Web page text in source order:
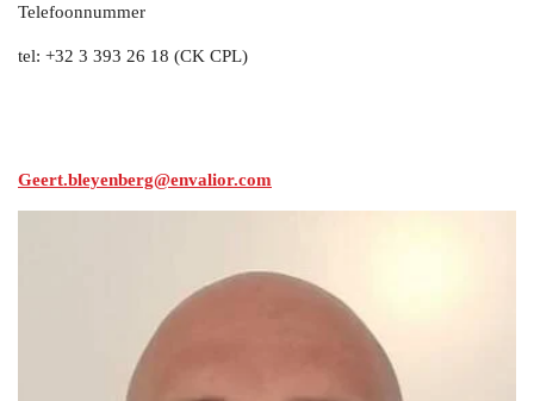
Telefoonnummer
tel: +32 3 393 26 18 (CK CPL)
Geert.bleyenberg@envalior.com